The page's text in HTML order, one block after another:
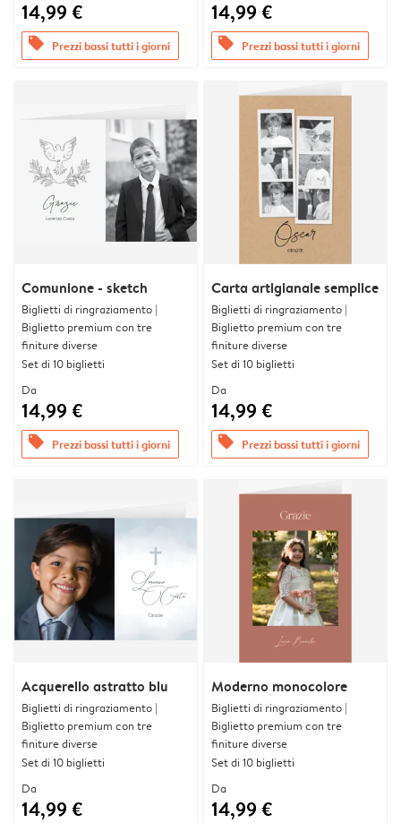
14,99 €
offers Prezzi bassi tutti i giorni
14,99 €
offers Prezzi bassi tutti i giorni
Comunione - sketch
Biglietti di ringraziamento |
Biglietto premium con tre
finiture diverse
Set di 10 biglietti
Da
14,99 €
offers Prezzi bassi tutti i giorni
Carta artigianale semplice
Biglietti di ringraziamento |
Biglietto premium con tre
finiture diverse
Set di 10 biglietti
Da
14,99 €
offers Prezzi bassi tutti i giorni
Acquerello astratto blu
Biglietti di ringraziamento |
Biglietto premium con tre
finiture diverse
Set di 10 biglietti
Da
14,99 €
Moderno monocolore
Biglietti di ringraziamento |
Biglietto premium con tre
finiture diverse
Set di 10 biglietti
Da
14,99 €